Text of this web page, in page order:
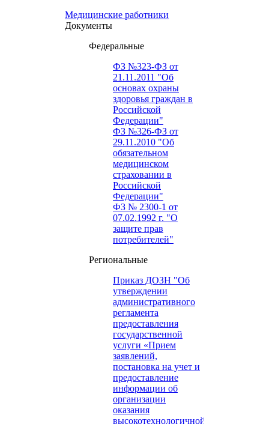
Медицинские работники
Документы
Федеральные
ФЗ №323-ФЗ от
21.11.2011 "Об
основах охраны
здоровья граждан в
Российской
Федерации"
ФЗ №326-ФЗ от
29.11.2010 "Об
обязательном
медицинском
страховании в
Российской
Федерации"
ФЗ № 2300-1 от
07.02.1992 г. "О
защите прав
потребителей"
Региональные
Приказ ДОЗН "Об
утверждении
административного
регламента
предоставления
государственной
услуги «Прием
заявлений,
постановка на учет и
предоставление
информации об
организации
оказания
высокотехнологичной